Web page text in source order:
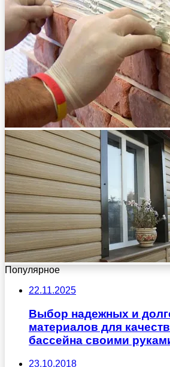
Популярное
22.11.2025
Выбор надежных и
материалов для
бассейна своими
23.10.2018